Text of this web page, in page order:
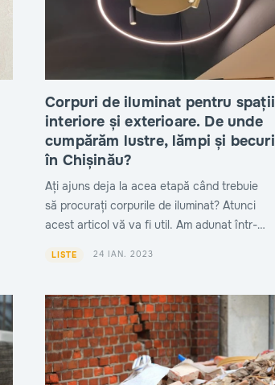
Corpuri de iluminat pentru spații
interiore și exterioare. De unde
cumpărăm lustre, lămpi și becuri
în Chișinău?
Ați ajuns deja la acea etapă când trebuie
să procurați corpurile de iluminat? Atunci
acest articol vă va fi util. Am adunat într-un
LISTE 24 IAN. 2023